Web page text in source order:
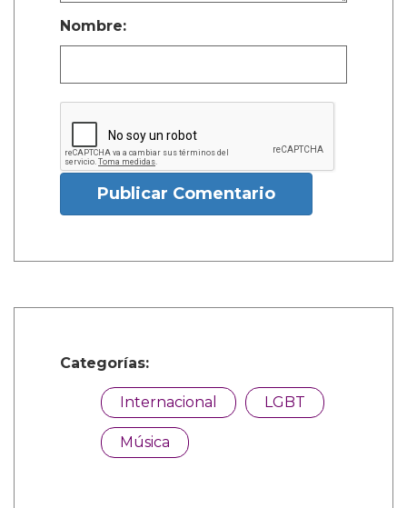
Nombre:
Publicar Comentario
Categorías:
Internacional LGBT
Música